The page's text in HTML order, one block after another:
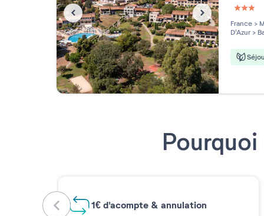
3
France >
D'Azur >
1€ d'acompte & annulation